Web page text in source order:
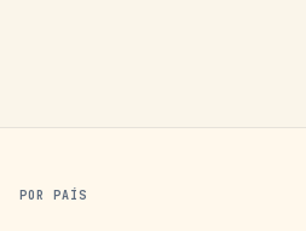
POR PAÍS